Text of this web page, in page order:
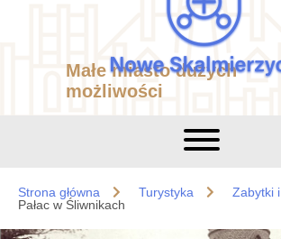
Małe miasto dużych
możliwości
Strona główna Turystyka
Zabytki
Pałac w Śliwnikach